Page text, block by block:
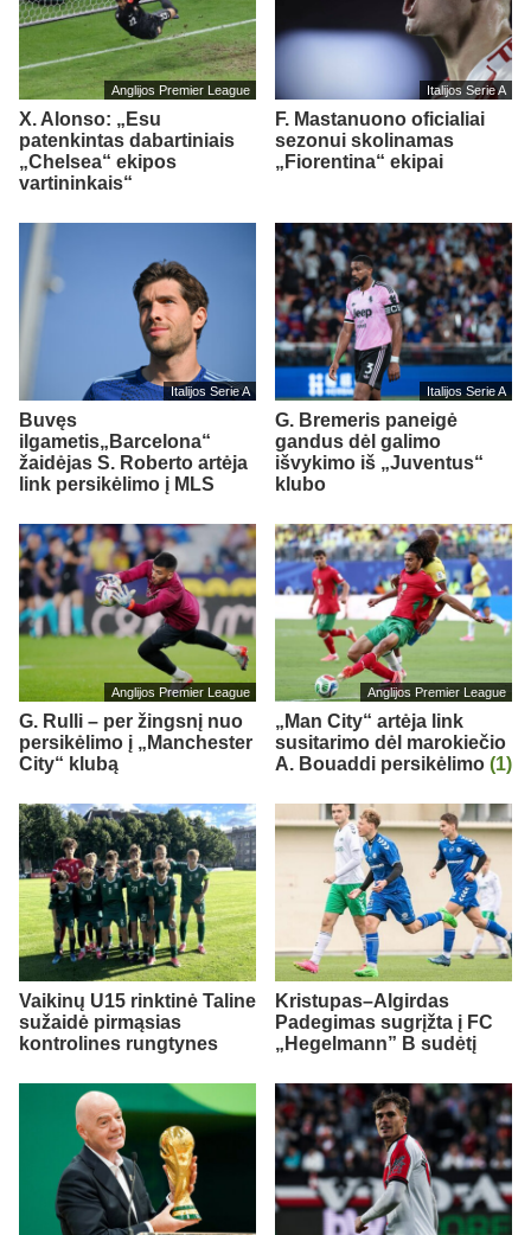
Anglijos Premier League
X. Alonso: „Esu
patenkintas dabartiniais
„Chelsea“ ekipos
vartininkais“
Italijos Serie A
F. Mastanuono oficialiai
sezonui skolinamas
„Fiorentina“ ekipai
Italijos Serie A
Buvęs
ilgametis„Barcelona“
žaidėjas S. Roberto artėja
link persikėlimo į MLS
Italijos Serie A
G. Bremeris paneigė
gandus dėl galimo
išvykimo iš „Juventus“
klubo
Anglijos Premier League
G. Rulli – per žingsnį nuo
persikėlimo į „Manchester
City“ klubą
Anglijos Premier League
„Man City“ artėja link
susitarimo dėl marokiečio
A. Bouaddi persikėlimo (1)
Vaikinų U15 rinktinė Taline
sužaidė pirmąsias
kontrolines rungtynes
Kristupas–Algirdas
Padegimas sugrįžta į FC
„Hegelmann” B sudėtį